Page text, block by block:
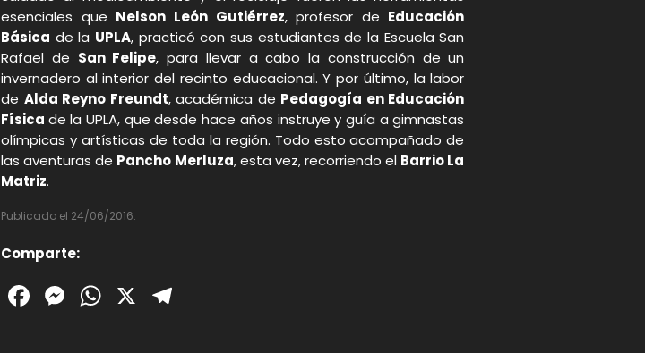
esenciales que Nelson León Gutiérrez, profesor de Educación
Básica de la UPLA, practicó con sus estudiantes de la Escuela San
Rafael de San Felipe, para llevar a cabo la construcción de un
invernadero al interior del recinto educacional. Y por último, la labor
de Alda Reyno Freundt, académica de Pedagogía en Educación
Física de la UPLA, que desde hace años instruye y guía a gimnastas
olímpicas y artísticas de toda la región. Todo esto acompañado de
las aventuras de Pancho Merluza, esta vez, recorriendo el Barrio La
Matriz.
Publicado el 24/06/2016.
Comparte:
Facebook
Messenger
WhatsApp
X